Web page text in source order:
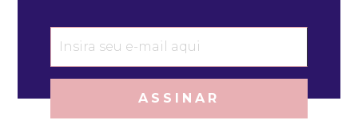
ASSINAR